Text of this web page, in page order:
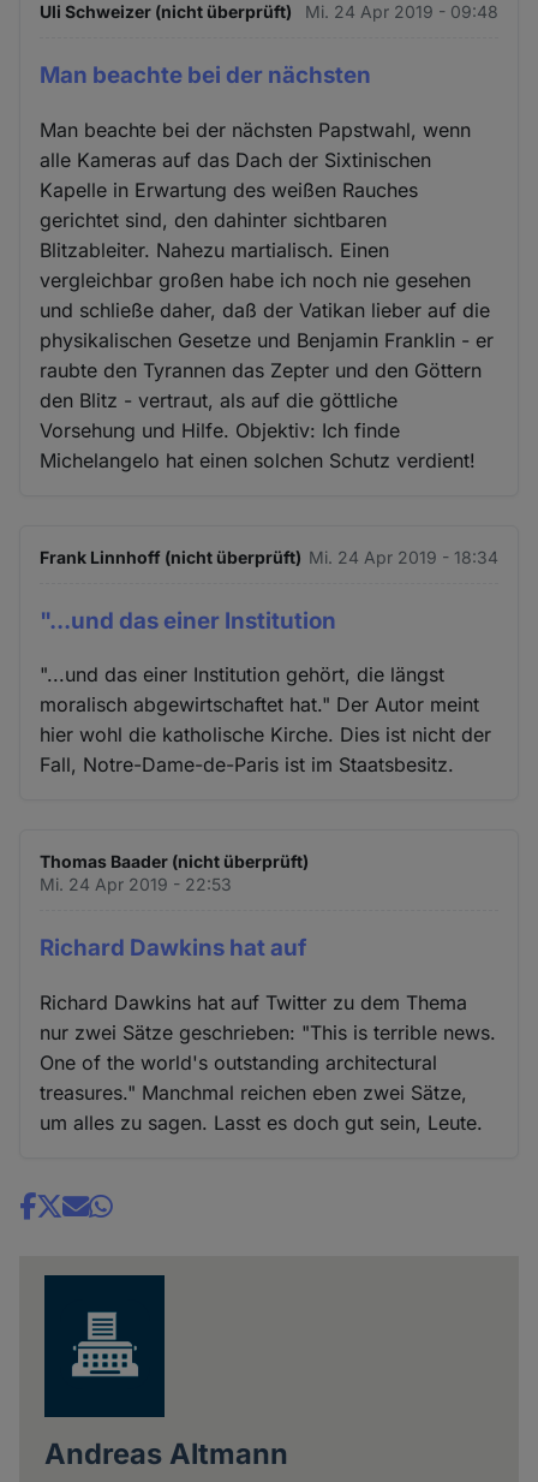
Uli Schweizer (nicht überprüft) Mi. 24 Apr 2019 - 09:48
Man beachte bei der nächsten
Man beachte bei der nächsten Papstwahl, wenn
alle Kameras auf das Dach der Sixtinischen
Kapelle in Erwartung des weißen Rauches
gerichtet sind, den dahinter sichtbaren
Blitzableiter. Nahezu martialisch. Einen
vergleichbar großen habe ich noch nie gesehen
und schließe daher, daß der Vatikan lieber auf die
physikalischen Gesetze und Benjamin Franklin - er
raubte den Tyrannen das Zepter und den Göttern
den Blitz - vertraut, als auf die göttliche
Vorsehung und Hilfe. Objektiv: Ich finde
Michelangelo hat einen solchen Schutz verdient!
Frank Linnhoff (nicht überprüft) Mi. 24 Apr 2019 - 18:34
"...und das einer Institution
"...und das einer Institution gehört, die längst
moralisch abgewirtschaftet hat." Der Autor meint
hier wohl die katholische Kirche. Dies ist nicht der
Fall, Notre-Dame-de-Paris ist im Staatsbesitz.
Thomas Baader (nicht überprüft)
Mi. 24 Apr 2019 - 22:53
Richard Dawkins hat auf
Richard Dawkins hat auf Twitter zu dem Thema
nur zwei Sätze geschrieben: "This is terrible news.
One of the world's outstanding architectural
treasures." Manchmal reichen eben zwei Sätze,
um alles zu sagen. Lasst es doch gut sein, Leute.
Share
Andreas Altmann